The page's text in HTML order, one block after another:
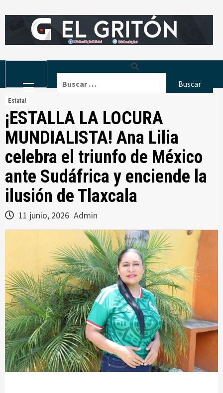
to
Menu
Estatal
¡ESTALLA LA LOCURA
MUNDIALISTA! Ana Lilia
celebra el triunfo de México
ante Sudáfrica y enciende la
ilusión de Tlaxcala
11 junio, 2026 Admin